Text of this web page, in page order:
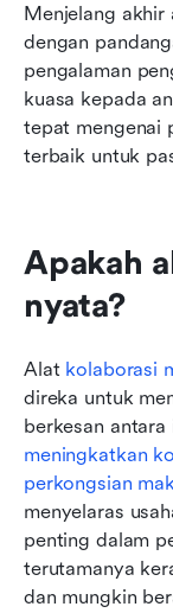
Menjelang akhir
dengan
pengalaman
kuasa kepada
tepat mengenai
terbaik untuk
Apakah
nyata?
Alat kolaborasi
direka untuk
meningkatkan
perkongsian
menyelaras
penting dalam
terutamanya
dan mungkin